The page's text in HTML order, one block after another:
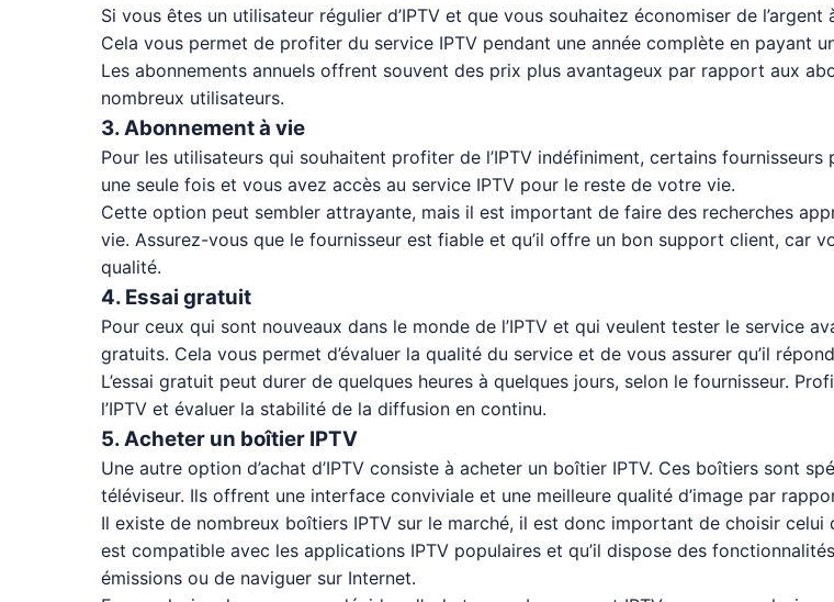
Si vous êtes un utilisateur régulier d’IPTV et que vous souhaitez économiser de
Cela vous permet de profiter du service IPTV pendant une année complète en payant
Les abonnements annuels offrent souvent des prix plus avantageux par rapport aux
nombreux utilisateurs.
3. Abonnement à vie
Pour les utilisateurs qui souhaitent profiter de l’IPTV indéfiniment, certains
une seule fois et vous avez accès au service IPTV pour le reste de votre vie.
Cette option peut sembler attrayante, mais il est important de faire des recherches
vie. Assurez-vous que le fournisseur est fiable et qu’il offre un bon support client, car
qualité.
4. Essai gratuit
Pour ceux qui sont nouveaux dans le monde de l’IPTV et qui veulent tester le service
gratuits. Cela vous permet d’évaluer la qualité du service et de vous assurer qu’il
L’essai gratuit peut durer de quelques heures à quelques jours, selon le fournisseur.
l’IPTV et évaluer la stabilité de la diffusion en continu.
5. Acheter un boîtier IPTV
Une autre option d’achat d’IPTV consiste à acheter un boîtier IPTV. Ces boîtiers sont
téléviseur. Ils offrent une interface conviviale et une meilleure qualité d’image par
Il existe de nombreux boîtiers IPTV sur le marché, il est donc important de choisir
est compatible avec les applications IPTV populaires et qu’il dispose des
émissions ou de naviguer sur Internet.